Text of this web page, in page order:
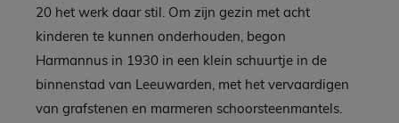
20 het werk daar stil. Om zijn gezin met acht
kinderen te kunnen onderhouden, begon
Harmannus in 1930 in een klein schuurtje in de
binnenstad van Leeuwarden, met het vervaardigen
van grafstenen en marmeren schoorsteenmantels.